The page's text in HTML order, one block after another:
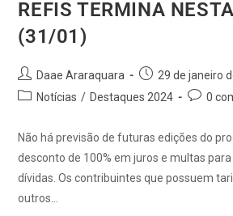
REFIS TERMINA
(31/01)
Daae Araraquara
29 de janeiro
Notícias / Destaques 2024 0
Não há previsão de futuras edições do
desconto de 100% em juros e multas
dívidas. Os contribuintes que possuem
outros…